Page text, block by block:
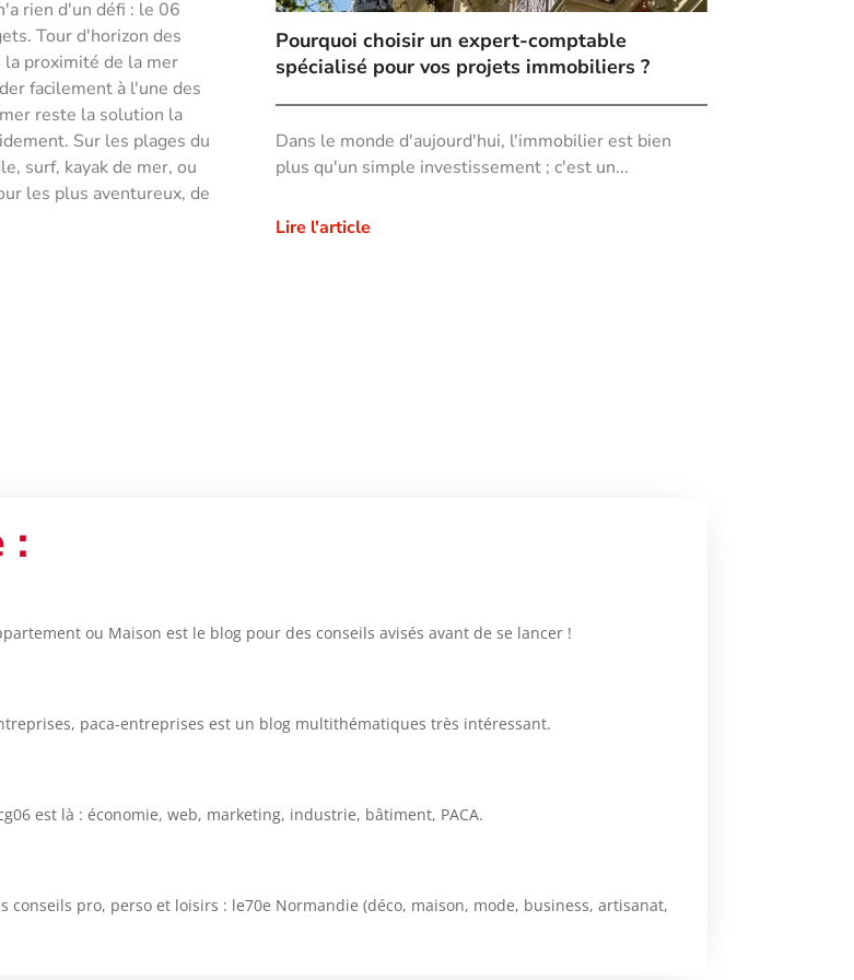
rien d'un défi : le 06
Tour d'horizon des
proximité de la mer
facilement à l'une des
reste la solution la
Sur les plages du
surf, kayak de mer, ou
les plus aventureux, de
Pourquoi choisir un expert-comptable
spécialisé pour vos projets immobiliers ?
Dans le monde d'aujourd'hui, l'immobilier est bien
plus qu'un simple investissement ; c'est un...
Lire l'article
:
ou Maison est le blog pour des conseils avisés avant de se lancer !
paca-entreprises est un blog multithématiques très intéressant.
est là : économie, web, marketing, industrie, bâtiment, PACA.
conseils pro, perso et loisirs : le70e Normandie (déco, maison, mode, business, artisanat,